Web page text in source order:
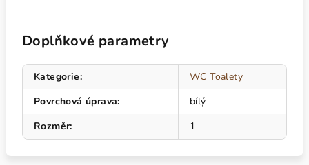
Doplňkové parametry
Kategorie:
WC Toalety
Povrchová úprava:
bílý
Rozměr: 1